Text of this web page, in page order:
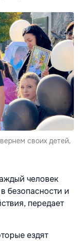
своих детей,
человек
безопасности и
передает
ездят